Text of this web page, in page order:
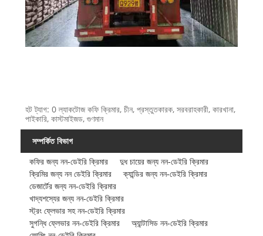
হট ট্যাগ: 0 ল্যাকটোজ কফি ক্রিমার, চীন, প্রস্তুতকারক, সরবরাহকারী, কারখানা,
পাইকারি, কাস্টমাইজড, গুণমান
সম্পর্কিত বিভাগ
কফির জন্য নন-ডেইরি ক্রিমার
দুধ চায়ের জন্য নন-ডেইরি ক্রিমার
ক্রিমির জন্য নন ডেইরি ক্রিমার
ক্যান্ডির জন্য নন-ডেইরি ক্রিমার
ডেজার্টের জন্য নন-ডেইরি ক্রিমার
খাদ্যশস্যের জন্য নন-ডেইরি ক্রিমার
স্ট্রং ফ্লেভার সহ নন-ডেইরি ক্রিমার
সুগন্ধি ফ্লেভার নন-ডেইরি ক্রিমার
অ্যান্টাসিড নন-ডেইরি ক্রিমার